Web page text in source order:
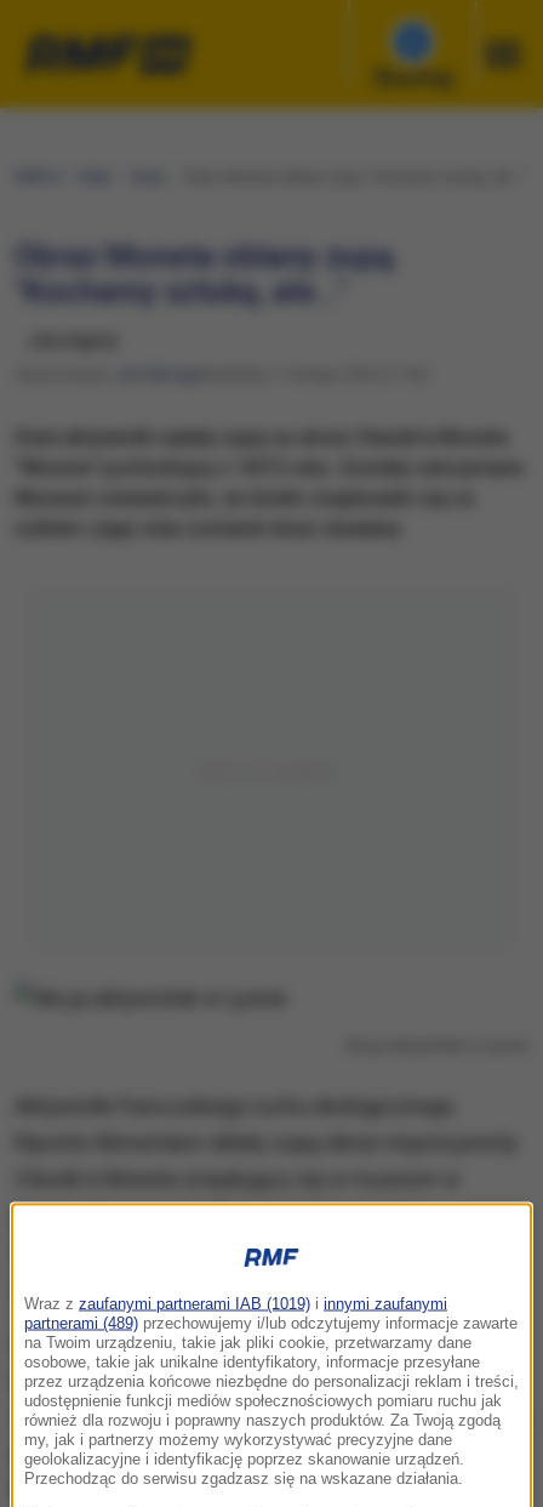
Słuchaj
Obraz Moneta oblany zupą.
"Kochamy sztukę, ale..."
wieczorem, że złoży skargę dotyczącą aktu
Ruch, który reprezentują aktywistki, oznajmił w
komunikacie, że "kocha sztukę", jednak "przyszli
artyści nie będą mieli nic do malowania na wypalonej
planecie". "O czym będziemy marzyć, jeżeli nie
będzie już wiosny" - mówiły aktywistki w czasie
Wraz z zaufanymi partnerami IAB (1019) i innymi zaufanymi
partnerami (489) przechowujemy i/lub odczytujemy informacje zawarte
na Twoim urządzeniu, takie jak pliki cookie, przetwarzamy dane
osobowe, takie jak unikalne identyfikatory, informacje przesyłane
przez urządzenia końcowe niezbędne do personalizacji reklam i treści,
udostępnienie funkcji mediów społecznościowych pomiaru ruchu jak
również dla rozwoju i poprawny naszych produktów. Za Twoją zgodą
my, jak i partnerzy możemy wykorzystywać precyzyjne dane
geolokalizacyjne i identyfikację poprzez skanowanie urządzeń.
Przechodząc do serwisu zgadzasz się na wskazane działania.